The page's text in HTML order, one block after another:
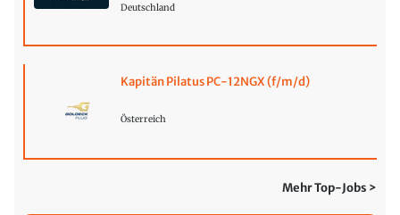
Deutschland
Kapitän Pilatus PC-12NGX (f/m/d)
Österreich
Mehr Top-Jobs >